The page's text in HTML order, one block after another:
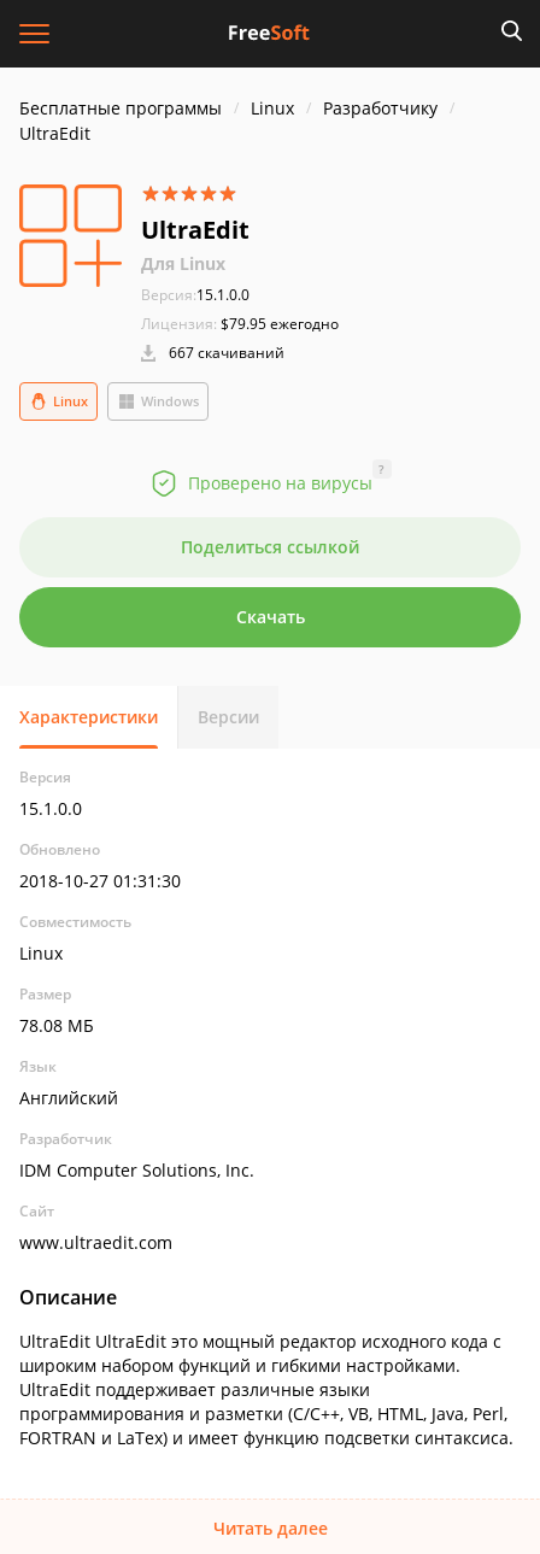
Бесплатные программы Linux
Разработчику
UltraEdit
UltraEdit
Для Linux
Версия:15.1.0.0
Лицензия: $79.95 ежегодно
667 скачиваний
Windows
Linux
Проверено на вирусы
?
Поделиться ссылкой
Скачать
Характеристики Версии
Версия
15.1.0.0
Обновлено
2018-10-27 01:31:30
Совместимость
Linux
Размер
78.08 МБ
Язык
Английский
Разработчик
IDM Computer Solutions, Inc.
Сайт
www.ultraedit.com
Описание
UltraEdit UltraEdit это мощный редактор исходного кода с
широким набором функций и гибкими настройками.
UltraEdit поддерживает различные языки
программирования и разметки (C/C++, VB, HTML, Java, Perl,
FORTRAN и LaTex) и имеет функцию подсветки синтаксиса.
Читать далее